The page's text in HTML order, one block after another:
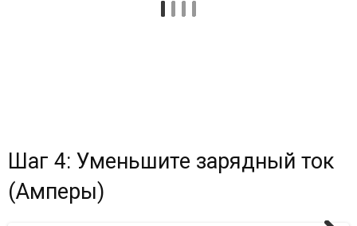
Шаг 4: Уменьшите зарядный ток
(Амперы)